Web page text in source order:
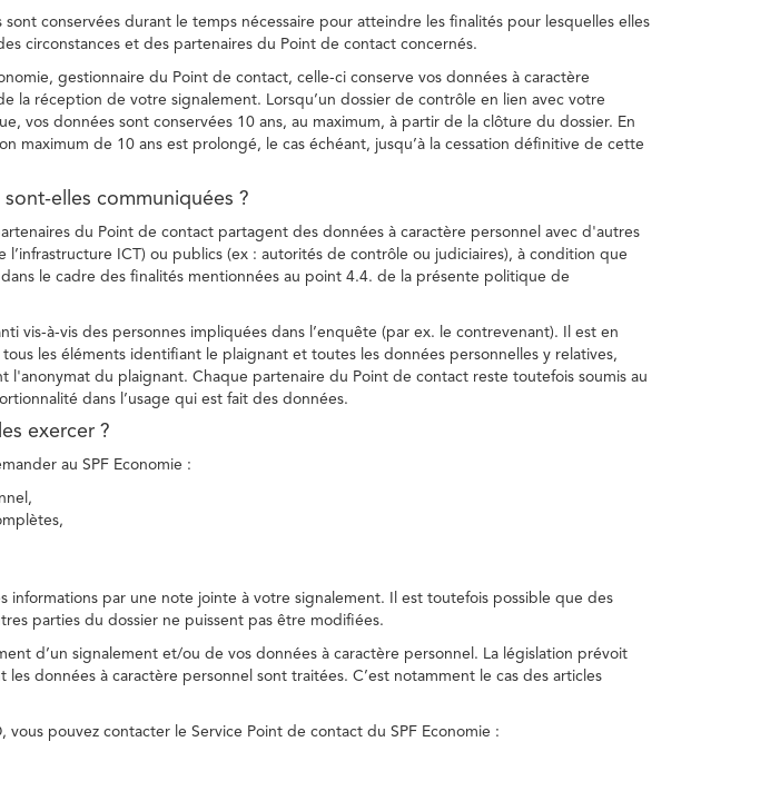
sont conservées durant le temps nécessaire pour atteindre les finalités pour lesquelles elles
circonstances et des partenaires du Point de contact concernés.
gestionnaire du Point de contact, celle-ci conserve vos données à caractère
la réception de votre signalement. Lorsqu’un dossier de contrôle en lien avec votre
vos données sont conservées 10 ans, au maximum, à partir de la clôture du dossier. En
maximum de 10 ans est prolongé, le cas échéant, jusqu’à la cessation définitive de cette
elles communiquées ?
du Point de contact partagent des données à caractère personnel avec d'autres
l’infrastructure ICT) ou publics (ex : autorités de contrôle ou judiciaires), à condition que
le cadre des finalités mentionnées au point 4.4. de la présente politique de
vis-à-vis des personnes impliquées dans l’enquête (par ex. le contrevenant). Il est en
les éléments identifiant le plaignant et toutes les données personnelles y relatives,
du plaignant. Chaque partenaire du Point de contact reste toutefois soumis au
dans l’usage qui est fait des données.
exercer ?
au SPF Economie :
informations par une note jointe à votre signalement. Il est toutefois possible que des
parties du dossier ne puissent pas être modifiées.
d’un signalement et/ou de vos données à caractère personnel. La législation prévoit
données à caractère personnel sont traitées. C’est notamment le cas des articles
vous pouvez contacter le Service Point de contact du SPF Economie :